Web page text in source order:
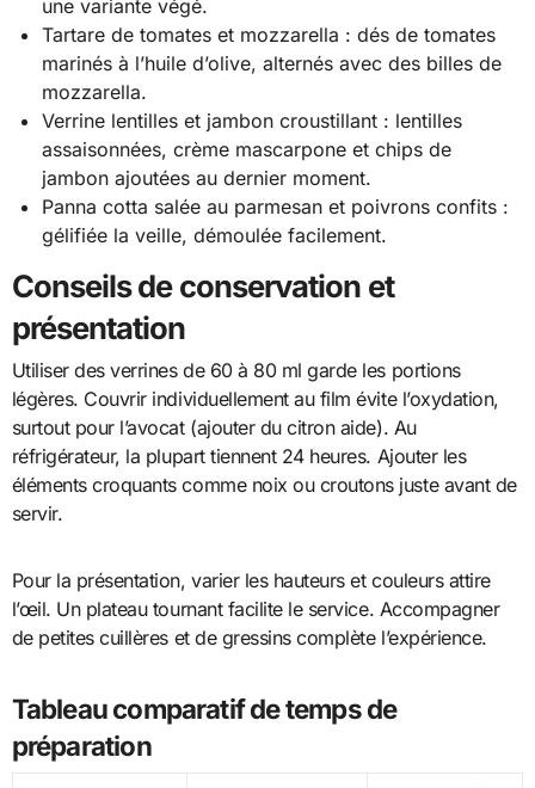
une variante végé.
Tartare de tomates et mozzarella : dés de tomates
marinés à l’huile d’olive, alternés avec des billes de
mozzarella.
Verrine lentilles et jambon croustillant : lentilles
assaisonnées, crème mascarpone et chips de
jambon ajoutées au dernier moment.
Panna cotta salée au parmesan et poivrons confits :
gélifiée la veille, démoulée facilement.
Conseils de conservation et
présentation
Utiliser des verrines de 60 à 80 ml garde les portions
légères. Couvrir individuellement au film évite l’oxydation,
surtout pour l’avocat (ajouter du citron aide). Au
réfrigérateur, la plupart tiennent 24 heures. Ajouter les
éléments croquants comme noix ou croutons juste avant de
servir.
Pour la présentation, varier les hauteurs et couleurs attire
l’œil. Un plateau tournant facilite le service. Accompagner
de petites cuillères et de gressins complète l’expérience.
Tableau comparatif de temps de
préparation